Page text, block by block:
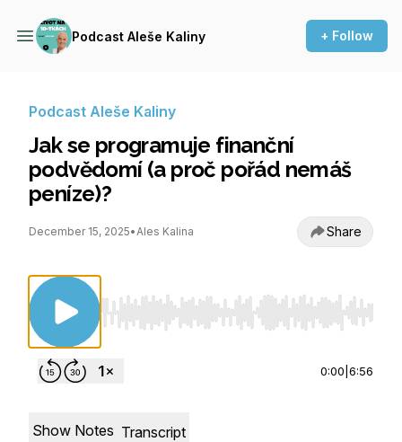
Podcast Aleše Kaliny + Follow
Podcast Aleše Kaliny
Jak se programuje finanční
podvědomí (a proč pořád nemáš
peníze)?
December 15, 2025•Ales Kalina Share
Use Left/Right to seek, Home/End to jump
0:00 6:56
Show Notes Transcript